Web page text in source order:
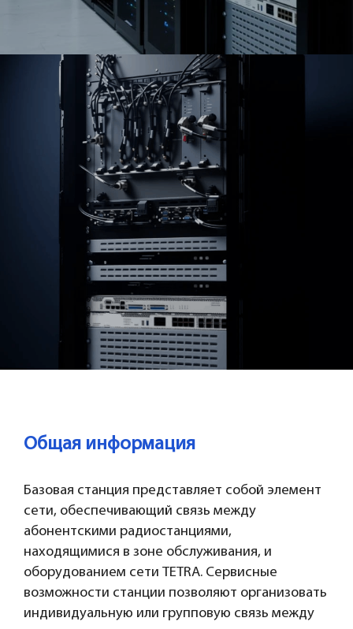
Общая информация
Базовая станция представляет собой элемент
сети, обеспечивающий связь между
абонентскими радиостанциями,
находящимися в зоне обслуживания, и
оборудованием сети TETRA. Сервисные
возможности станции позволяют организовать
индивидуальную или групповую связь между